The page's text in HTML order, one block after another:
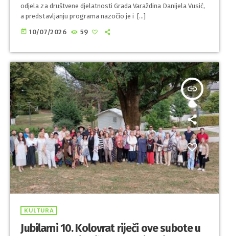
odjela za društvene djelatnosti Grada Varaždina Danijela Vusić,
a predstavljanju programa nazočio je i […]
today 10/07/2026 59
insert_link
KULTURA
Jubilarni 10. Kolovrat riječi ove subote u